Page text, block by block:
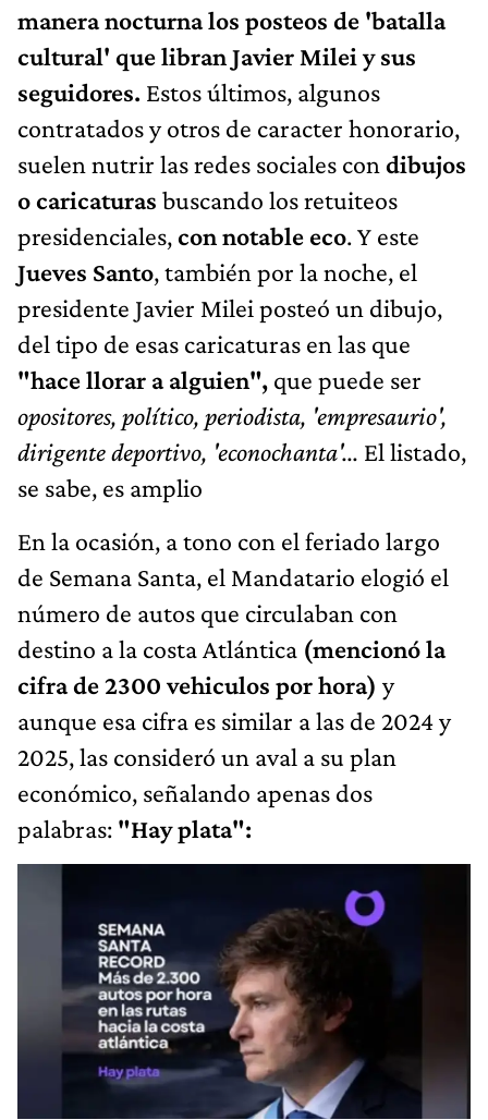
manera nocturna los posteos de 'batalla
cultural' que libran Javier Milei y sus
seguidores. Estos últimos, algunos
contratados y otros de caracter honorario,
suelen nutrir las redes sociales con dibujos
o caricaturas buscando los retuiteos
presidenciales,con notable eco. Y este
Jueves Santo, también por la noche, el
presidente Javier Milei posteó un dibujo,
del tipo de esas caricaturas en las que
"hace llorar a alguien", que puede ser
opositores, político, periodista, 'empresaurio',
dirigente deportivo, 'econochanta'... El listado,
se sabe, es amplio
En la ocasión, a tono con el feriado largo
de Semana Santa, el Mandatario elogió el
número de autos que circulaban con
destino a la costa Atlántica (mencionó la
cifra de 2300 vehiculos por hora) y
aunque esa cifra es similar a las de 2024 y
2025, las consideró un aval a su plan
económico, señalando apenas dos
palabras: "Hay plata":